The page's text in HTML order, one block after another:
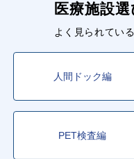
医療施設
よく見られてい
人間ドック編
PET検査編